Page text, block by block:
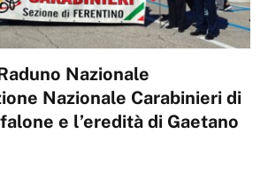
Nazionale
Nazionale Carabinieri di
e l’eredità di Gaetano